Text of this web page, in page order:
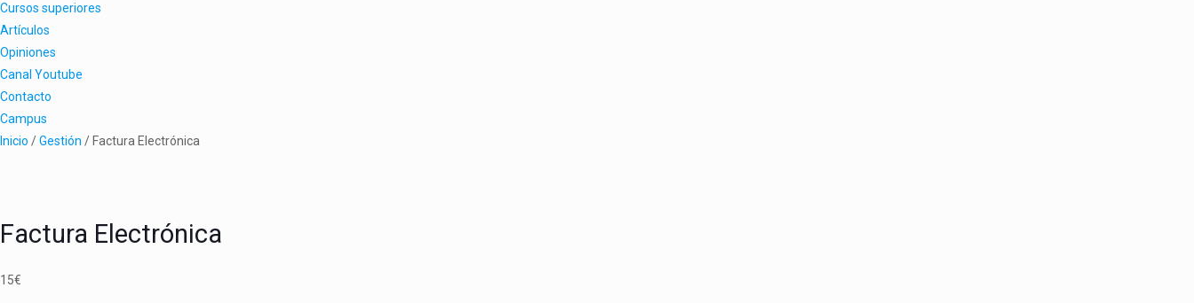
Cursos superiores
Artículos
Opiniones
Canal Youtube
Contacto
Campus
Inicio /Gestión / Factura Electrónica
Factura Electrónica
15€